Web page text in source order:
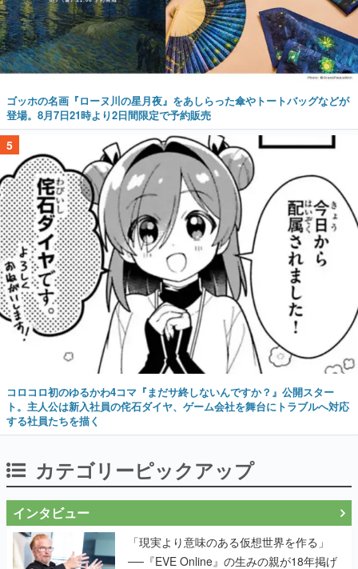
ゴッホの名画『ローヌ川の星月夜』をあしらった傘やトートバッグなどが
登場。8月7日21時より2日間限定で予約販売
5
コロコロ初のゆるかわ4コマ『まだサ終しないんですか？』公開スター
ト。主人公は新入社員の侘石ダイヤ、ゲーム会社を舞台にトラブルへ対応
する社員たちを描く
カテゴリーピックアップ
インタビュー
「現実より意味のある仮想世界を作る」
──『EVE Online』の生みの親が18年掲げ